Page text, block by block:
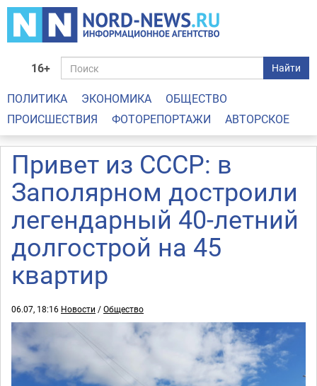
16+ Найти
ПОЛИТИКА ЭКОНОМИКА
ОБЩЕСТВО
ПРОИСШЕСТВИЯ
ФОТОРЕПОРТАЖИ АВТОРСКОЕ
Привет из СССР: в
Заполярном достроили
легендарный 40-летний
долгострой на 45
квартир
06.07, 18:16 Новости /Общество